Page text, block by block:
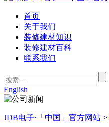
首页
关于我们
装修建材知识
装修建材百科
联系我们
English
JDB电子·「中国」官方网站 >